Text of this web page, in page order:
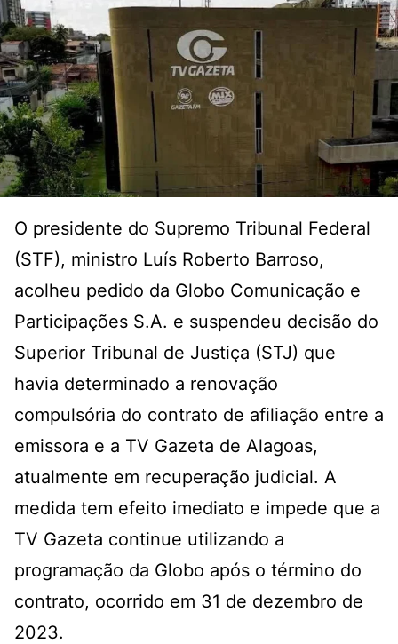
O presidente do Supremo Tribunal Federal
(STF), ministro Luís Roberto Barroso,
acolheu pedido da Globo Comunicação e
Participações S.A. e suspendeu decisão do
Superior Tribunal de Justiça (STJ) que
havia determinado a renovação
compulsória do contrato de afiliação entre a
emissora e a TV Gazeta de Alagoas,
atualmente em recuperação judicial. A
medida tem efeito imediato e impede que a
TV Gazeta continue utilizando a
programação da Globo após o término do
contrato, ocorrido em 31 de dezembro de
2023.